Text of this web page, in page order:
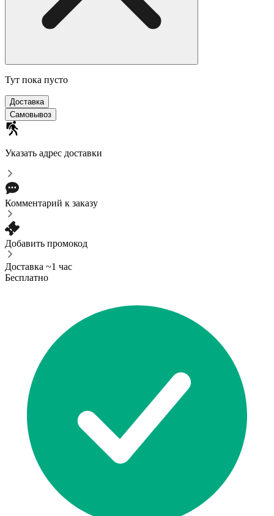
Тут пока пусто
Доставка
Самовывоз
Указать адрес доставки
Комментарий к заказу
Добавить промокод
Доставка ~1 час
Бесплатно